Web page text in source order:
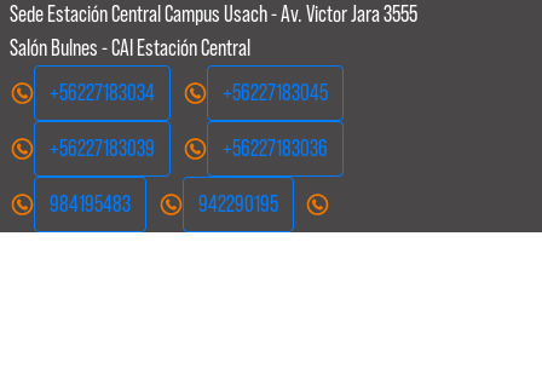
Sede Estación Central Campus Usach - Av. Victor Jara 3555
Salón Bulnes - CAI Estación Central
+56227183034
+56227183045
+56227183039 +56227183036
984195483 942290195